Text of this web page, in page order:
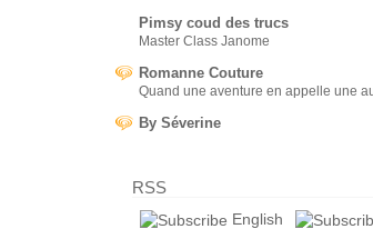
Pimsy coud des trucs
Master Class Janome
Romanne Couture
Quand une aventure en appelle une
By Séverine
RSS
English